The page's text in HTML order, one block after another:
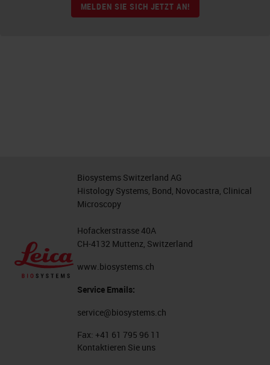
MELDEN SIE SICH JETZT AN!
Biosystems Switzerland AG
Histology Systems, Bond, Novocastra, Clinical
Microscopy
Hofackerstrasse 40A
CH-4132 Muttenz, Switzerland
www.biosystems.ch
Service Emails:
service@biosystems.ch
Fax: +41 61 795 96 11
Kontaktieren Sie uns